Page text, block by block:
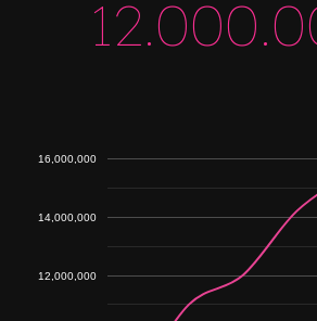
12,000,000
14,000,000
16,000,000